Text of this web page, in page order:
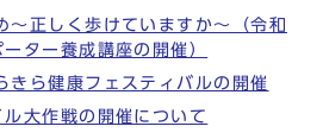
～正しく歩けていますか～（令和
ター養成講座の開催）
ら健康フェスティバルの開催
大作戦の開催について